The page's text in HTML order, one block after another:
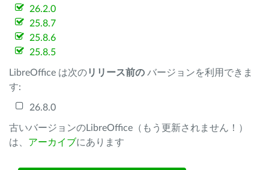
26.2.0
25.8.7
25.8.6
25.8.5
LibreOffice は次のリリース前の バージョンを利用できま
す:
26.8.0
古いバージョンのLibreOffice（もう更新されません！）
は、 アーカイブにあります